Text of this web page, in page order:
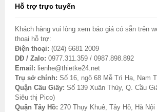
Hỗ trợ trực tuyến
Khách hàng vui lòng xem báo giá có sẵn trên
thoại hỗ trợ:
Điện thoại: (024) 6681 2009
DĐ / Zalo: 0977.311.359 / 0987.898.892
Email: lienhe@thietke24.net
Trụ sở chính: Số 16, ngõ 68 Mễ Trì Hạ, Nam
Quận Cầu Giấy: Số 139 Xuân Thủy, Q. Cầu
Siêu thị Pico)
Quận Tây Hồ: 270 Thụy Khuê, Tây Hồ, Hà Nội